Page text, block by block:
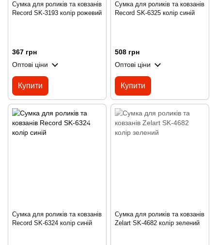
Сумка для роликів та ковзанів
Record SK-3193 колір рожевий
367 грн
Оптові ціни
Купити
Сумка для роликів та ковзанів
Record SK-6325 колір синій
508 грн
Оптові ціни
Купити
Сумка для роликів та ковзанів
Record SK-6324 колір синій
Сумка для роликів та ковзанів
Zelart SK-4682 колір зелений